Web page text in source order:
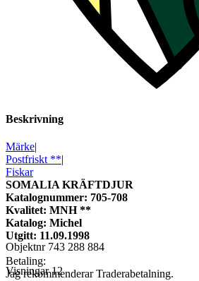
Beskrivning
Märke|
Postfriskt **|
Fiskar
SOMALIA KRÄFTDJUR
Katalognummer: 705-708
Kvalitet: MNH **
Katalog: Michel
Utgitt: 11.09.1998
Betaling:
Jag rekommenderar Traderabetalning.
Objektnr 743 288 884
Visningar 12